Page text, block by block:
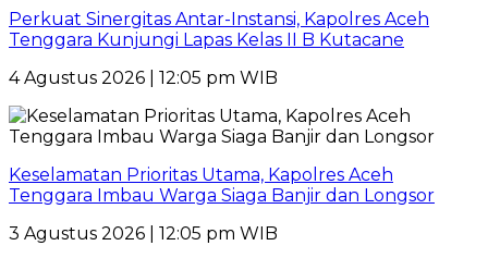
Perkuat Sinergitas Antar-Instansi, Kapolres Aceh
Tenggara Kunjungi Lapas Kelas II B Kutacane
4 Agustus 2026 | 12:05 pm WIB
Keselamatan Prioritas Utama, Kapolres Aceh
Tenggara Imbau Warga Siaga Banjir dan Longsor
3 Agustus 2026 | 12:05 pm WIB